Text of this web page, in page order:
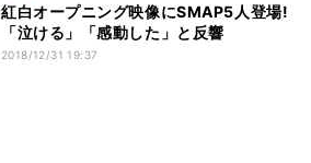
紅白オープニング映像にSMAP5人登場!
「泣ける」「感動した」と反響
2018/12/31 19:37